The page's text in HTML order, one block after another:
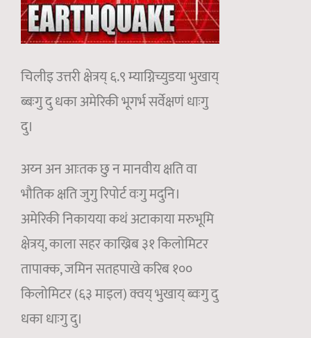
चिलीइ उत्तरी क्षेत्रय् ६.९ म्याग्निच्युडया भुखाय्
ब्बःगु दु धका अमेरिकी भूगर्भ सर्वेक्षणं धाःगु
दु।
अय्न अन आःतक छु न मानवीय क्षति वा
भौतिक क्षति जुगु रिपोर्ट वःगु मदुनि।
अमेरिकी निकायया कथं अटाकाया मरुभूमि
क्षेत्रय्, काला सहर काख्रिब ३१ किलोमिटर
तापाक्क, जमिन सतहपाखे करिब १००
किलोमिटर (६३ माइल) क्वय् भुखाय् ब्वःगु दु
धका धाःगु दु।